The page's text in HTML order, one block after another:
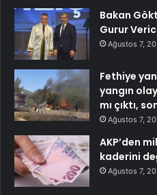
Bakan
Gurur
Ağustos 7,
Fethiye
yangın
mı çıktı,
Ağustos 7,
AKP’den
kaderini
Ağustos 7,